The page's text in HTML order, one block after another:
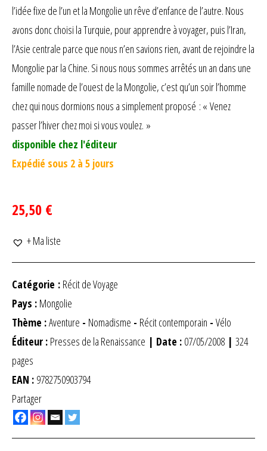
l’idée fixe de l’un et la Mongolie un rêve d’enfance de l’autre. Nous
avons donc choisi la Turquie, pour apprendre à voyager, puis l’Iran,
l’Asie centrale parce que nous n’en savions rien, avant de rejoindre la
Mongolie par la Chine. Si nous nous sommes arrêtés un an dans une
famille nomade de l’ouest de la Mongolie, c’est qu’un soir l’homme
chez qui nous dormions nous a simplement proposé : « Venez
passer l’hiver chez moi si vous voulez. »
disponible chez l'éditeur
Expédié sous 2 à 5 jours
25,50 €
+ Ma liste
Catégorie : Récit de Voyage
Pays : Mongolie
Thème :Aventure - Nomadisme - Récit contemporain - Vélo
Éditeur : Presses de la Renaissance | Date : 07/05/2008 | 324
pages
EAN : 9782750903794
Partager